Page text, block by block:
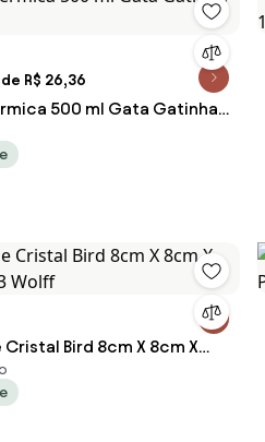
R$ 26,36
500 ml Gata Gatinha
Bird 8cm X 8cm X
Wolff